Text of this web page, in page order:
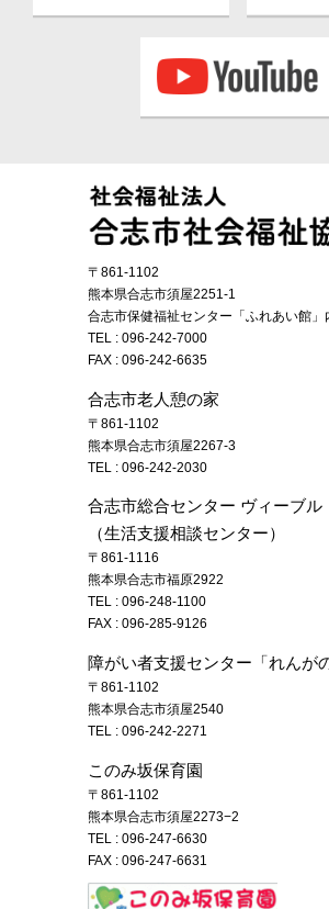
〒861-1102
熊本県合志市須屋2251-1
合志市保健福祉センター「ふれあい館」
TEL : 096-242-7000
FAX : 096-242-6635
合志市老人憩の家
〒861-1102
熊本県合志市須屋2267-3
TEL : 096-242-2030
合志市総合センター ヴィーブル
（生活支援相談センター）
〒861-1116
熊本県合志市福原2922
TEL : 096-248-1100
FAX : 096-285-9126
障がい者支援センター「れんが
〒861-1102
熊本県合志市須屋2540
TEL : 096-242-2271
このみ坂保育園
〒861-1102
熊本県合志市須屋2273−2
TEL : 096-247-6630
FAX : 096-247-6631